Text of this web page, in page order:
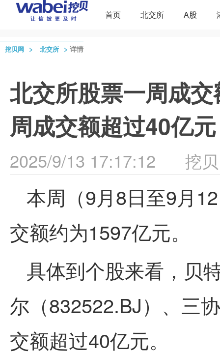
首页 北交所 A股
挖贝网 > 北交所 > 详情
北交所股票一周成
周成交额超过40亿元
2025/9/13 17:17:12 挖
本周（9月8日至9月 12
交额约为1597亿元。
具体到个股来看，贝
尔（832522.BJ）、 三
交额超过40亿元。